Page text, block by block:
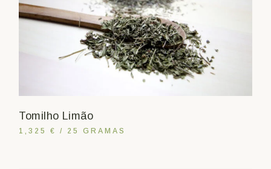
Tomilho Limão
1,325 € / 25 GRAMAS